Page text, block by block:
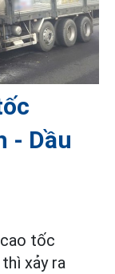
- Dầu
tốc
xảy ra